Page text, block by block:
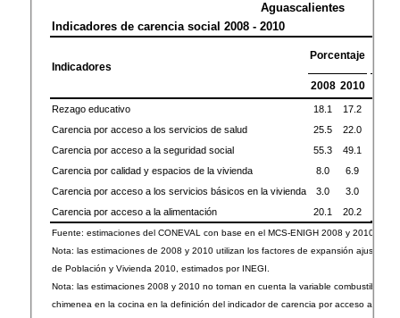
Aguascalientes
Indicadores de carencia social 2008 - 2010
Indicadores
Porcentaje
2008 2010
Rezago educativo 18.1 17.2
Carencia por acceso a los servicios de salud
25.5 22.0
Carencia por acceso a la seguridad social
55.3 49.1
Carencia por calidad y espacios de la vivienda
8.0 6.9
Carencia por acceso a los servicios básicos en la vivienda
3.0 3.0
Carencia por acceso a la alimentación
20.1 20.2
Fuente: estimaciones del CONEVAL con base en el MCS-ENIGH 2008 y 2010.
Nota: las estimaciones de 2008 y 2010 utilizan los factores de expansión
de Población y Vivienda 2010, estimados por INEGI.
Nota: las estimaciones 2008 y 2010 no toman en cuenta la variable combustible
chimenea en la cocina en la definición del indicador de carencia por acceso a los